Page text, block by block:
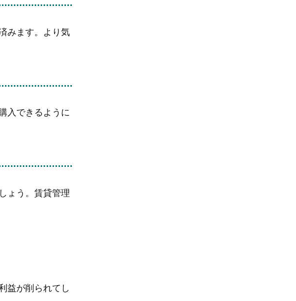
みます。より気
入できるように
ょう。賃貸管理
益が削られてし